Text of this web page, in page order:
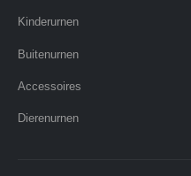
Kinderurnen
Buitenurnen
Accessoires
Dierenurnen